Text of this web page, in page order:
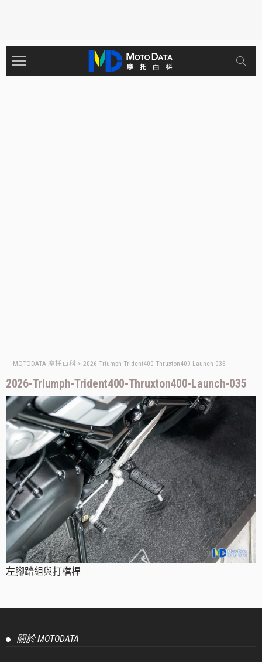
MOTODATA 摩托百科 > 2026-Triumph-Trident400-Thruxton400-Launch-035
2026-Triumph-Trident400-Thruxton400-Launch-035
左腳踏組與打檔桿
關於 MOTODATA